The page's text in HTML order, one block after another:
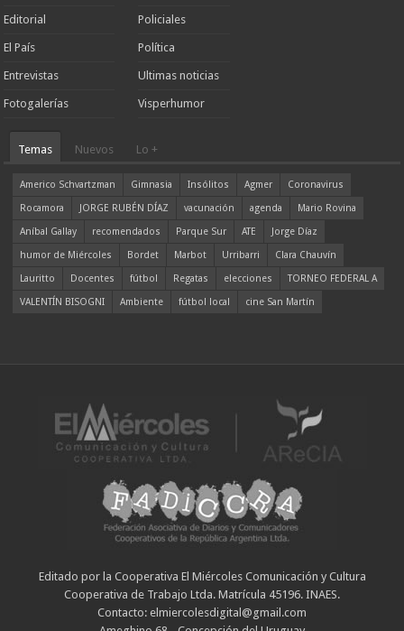
Editorial
El País
Entrevistas
Fotogalerías
Policiales
Política
Ultimas noticias
Visperhumor
Temas Nuevos Lo +
Americo Schvartzman Gimnasia Insólitos Agmer
Coronavirus
Rocamora
JORGE RUBÉN DÍAZ vacunación agenda
Mario Rovina
Aníbal Gallay
recomendados Parque Sur ATE
Jorge Díaz
humor de Miércoles
Bordet Marbot Urribarri
Clara Chauvín
Lauritto
Docentes fútbol Regatas elecciones
TORNEO FEDERAL A
VALENTÍN BISOGNI
Ambiente fútbol local cine San Martín
Editado por la Cooperativa El Miércoles Comunicación y Cultura
Cooperativa de Trabajo Ltda. Matrícula 45196. INAES.
Contacto: elmiercolesdigital@gmail.com